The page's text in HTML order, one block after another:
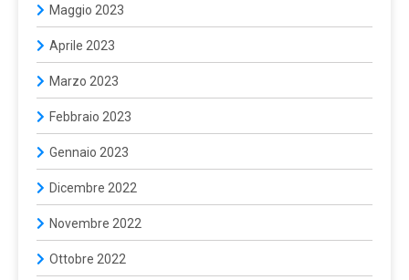
Maggio 2023
Aprile 2023
Marzo 2023
Febbraio 2023
Gennaio 2023
Dicembre 2022
Novembre 2022
Ottobre 2022